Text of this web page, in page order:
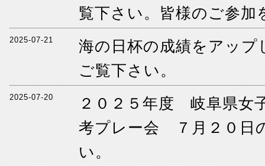
覧下さい。皆様のご参
2025-07-21
海の日杯の成績をアップ
ご覧下さい。
2025-07-20
２０２５年度 岐阜県女
考プレー会 ７月２０日
い。